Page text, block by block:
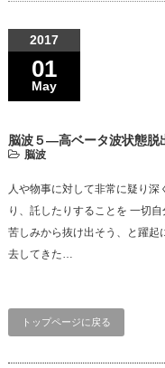
2017
01
May
脳波５—高ベータ波状態
脳波
人や物事に対して非常に疑り
り、託したりすることを 一切
苦しみから抜け出そう、と躍起
去してきた…
トップページに戻る